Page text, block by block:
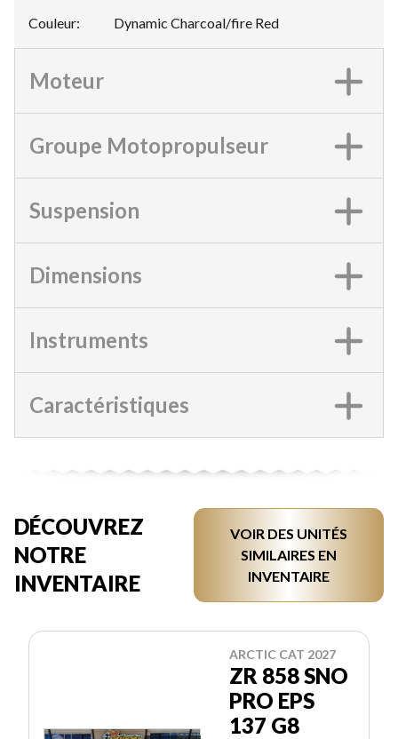
Couleur: Dynamic Charcoal/fire Red
Moteur
Groupe Motopropulseur
Suspension
Dimensions
Instruments
Caractéristiques
DÉCOUVREZ
NOTRE
INVENTAIRE
VOIR DES UNITÉS
SIMILAIRES EN
INVENTAIRE
ARCTIC CAT 2027
ZR 858 SNO
PRO EPS
137 G8